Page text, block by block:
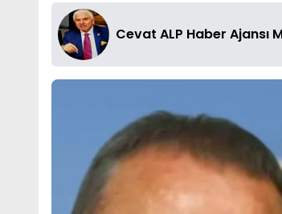
Cevat ALP Haber Ajansı